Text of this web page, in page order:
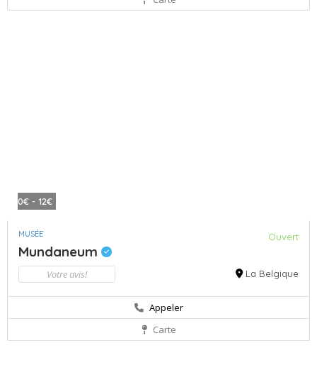
0€ - 12€
MUSÉE Ouvert
Mundaneum
Votre avis! La Belgique
Appeler
Carte